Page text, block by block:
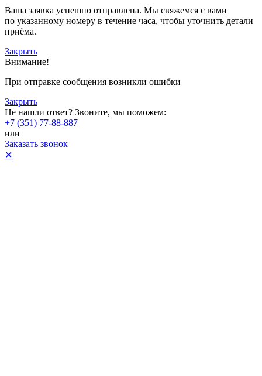
Ваша заявка успешно отправлена. Мы свяжемся с вами
по указанному номеру в течение часа, чтобы уточнить детали
приёма.
Закрыть
Внимание!
При отправке сообщения возникли ошибки
Закрыть
Не нашли ответ? Звоните, мы поможем:
+7 (351) 77-88-887
или
Заказать звонок
✕